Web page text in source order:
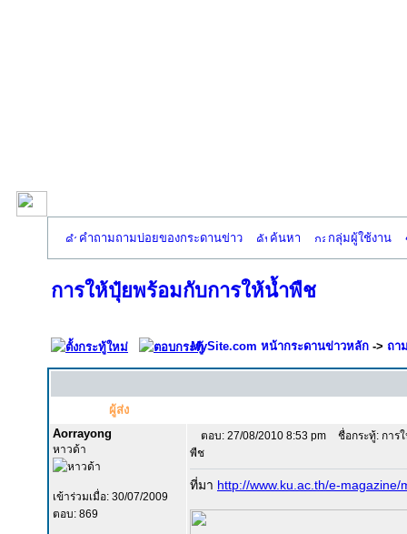
คำถามถามบ่อยของกระดานข่าว ค้นหา กลุ่มผู้ใช้งาน
การให้ปุ๋ยพร้อมกับการให้น้ำพืช
MySite.com หน้ากระดานข่าวหลัก -> ถา
ผู้ส่ง
Aorrayong
หาวด้า
เข้าร่วมเมื่อ: 30/07/2009
ตอบ: 869
ตอบ: 27/08/2010 8:53 pm
ชื่อกระทู้: การ
พืช
ที่มา http://www.ku.ac.th/e-magazine/